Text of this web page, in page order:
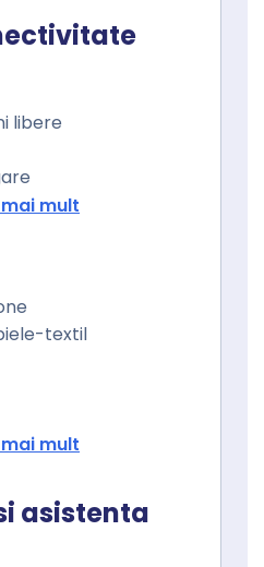
libere
mult
textil
de viteze
piele
mult
asistenta